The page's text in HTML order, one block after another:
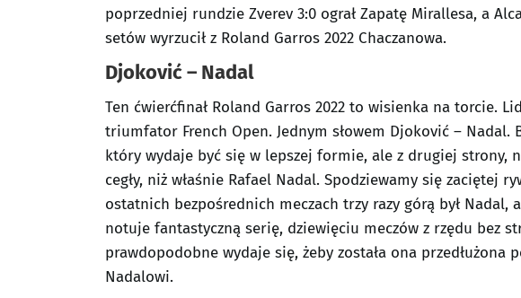
poprzedniej rundzie Zverev 3:0 ograł Zapatę Mirallesa, a
setów wyrzucił z Roland Garros 2022 Chaczanowa.
Djoković – Nadal
Ten ćwierćfinał Roland Garros 2022 to wisienka na torcie.
triumfator French Open. Jednym słowem Djoković – Nadal.
który wydaje być się w lepszej formie, ale z drugiej strony,
cegły, niż właśnie Rafael Nadal. Spodziewamy się zaciętej
ostatnich bezpośrednich meczach trzy razy górą był Nadal,
notuje fantastyczną serię, dziewięciu meczów z rzędu bez
prawdopodobne wydaje się, żeby została ona przedłużona
Nadalowi.